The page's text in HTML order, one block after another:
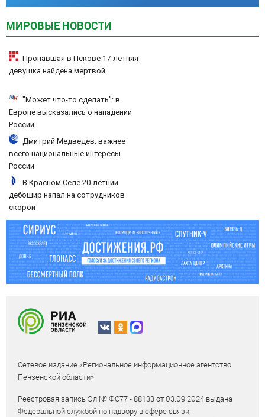
МИРОВЫЕ НОВОСТИ
Пропавшая в Пскове 17-летняя
девушка найдена мертвой
"Может что-то сделать": в
Европе высказались о нападении
России
Дмитрий Медведев: важнее
всего национальные интересы
России
В Красном Селе 20-летний
дебошир напал на сотрудников
скорой
Сетевое издание «Региональное информационное агентство
Пензенской области»
Реестровая запись Эл № ФС77 - 88133 от 03.09.2024 выдана
Федеральной службой по надзору в сфере связи,